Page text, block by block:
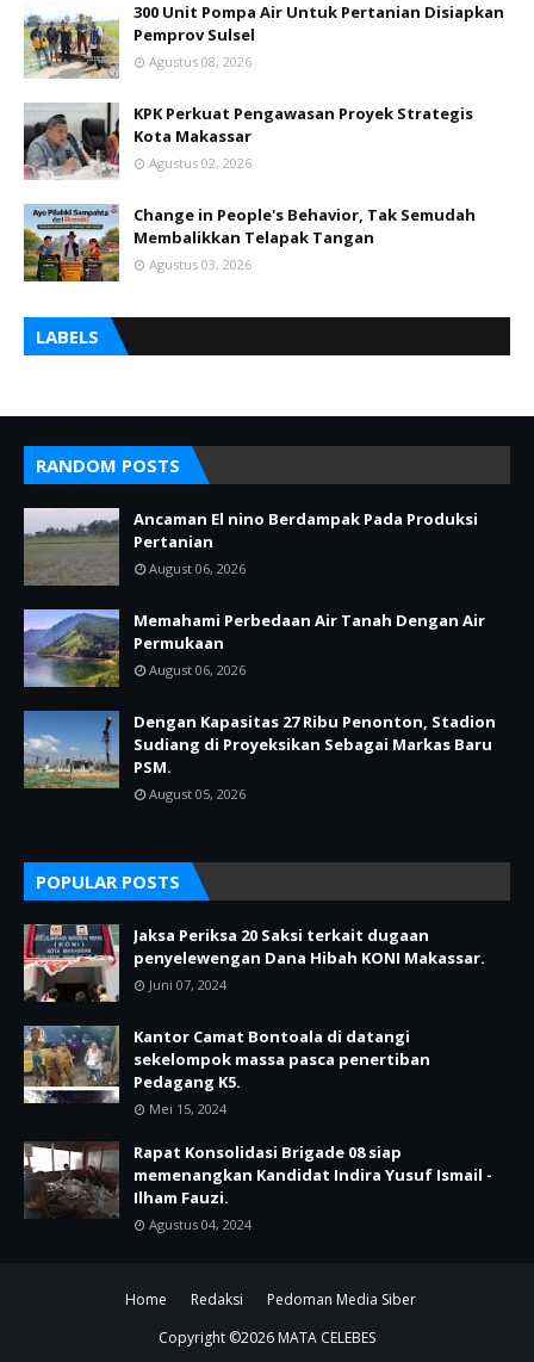
300 Unit Pompa Air Untuk Pertanian Disiapkan
Pemprov Sulsel
Agustus 08, 2026
KPK Perkuat Pengawasan Proyek Strategis
Kota Makassar
Agustus 02, 2026
Change in People's Behavior, Tak Semudah
Membalikkan Telapak Tangan
Agustus 03, 2026
LABELS
RANDOM POSTS
Ancaman El nino Berdampak Pada Produksi
Pertanian
August 06, 2026
Memahami Perbedaan Air Tanah Dengan Air
Permukaan
August 06, 2026
Dengan Kapasitas 27 Ribu Penonton, Stadion
Sudiang di Proyeksikan Sebagai Markas Baru
PSM.
August 05, 2026
POPULAR POSTS
Jaksa Periksa 20 Saksi terkait dugaan
penyelewengan Dana Hibah KONI Makassar.
Juni 07, 2024
Kantor Camat Bontoala di datangi
sekelompok massa pasca penertiban
Pedagang K5.
Mei 15, 2024
Rapat Konsolidasi Brigade 08 siap
memenangkan Kandidat Indira Yusuf Ismail -
Ilham Fauzi.
Agustus 04, 2024
Home Redaksi
Pedoman Media Siber
Copyright ©2026 MATA CELEBES